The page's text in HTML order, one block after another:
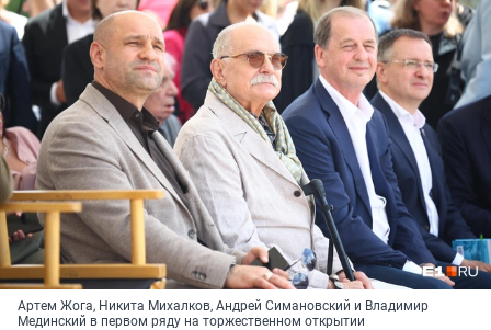
Артем Жога, Никита Михалков, Андрей Симановский и Владимир
Мединский в первом ряду на торжественном открытии